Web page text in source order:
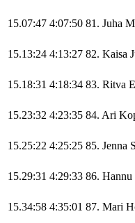
15.07:47 4:07:50 81. Juha
15.13:24 4:13:27 82. Kaisa
15.18:31 4:18:34 83. Ritva
15.23:32 4:23:35 84. Ari
15.25:22 4:25:25 85. Jenna
15.29:31 4:29:33 86. Hannu
15.34:58 4:35:01 87. Mari